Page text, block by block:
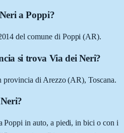
a Poppi?
del comune di Poppi (AR).
si trova Via dei Neri?
di Arezzo (AR), Toscana.
Poppi in auto, a piedi, in bici o con i